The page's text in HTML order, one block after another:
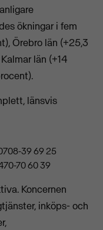
ökningar i fem
Örebro län (+25,3
län (+14
länsvis
39 69 25
70 60 39
Koncernen
inköps- och